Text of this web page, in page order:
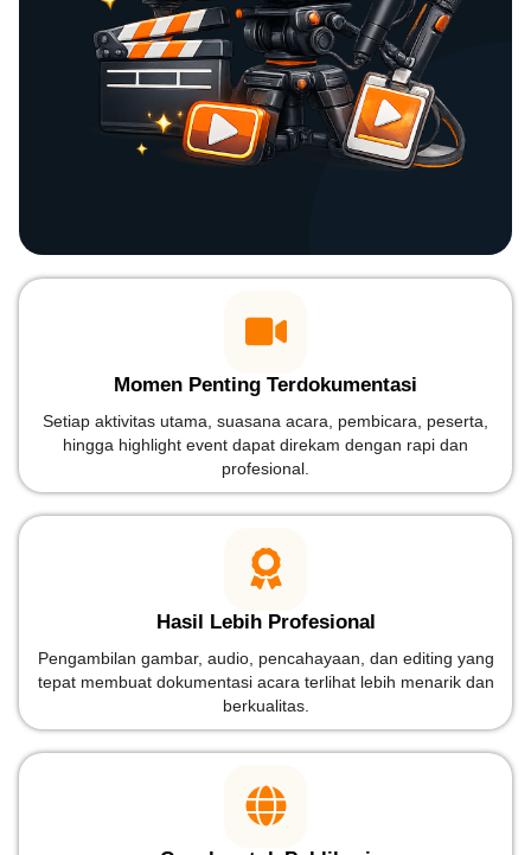
Momen Penting Terdokumentasi
Setiap aktivitas utama, suasana acara, pembicara, peserta,
hingga highlight event dapat direkam dengan rapi dan
profesional.
Hasil Lebih Profesional
Pengambilan gambar, audio, pencahayaan, dan editing yang
tepat membuat dokumentasi acara terlihat lebih menarik dan
berkualitas.